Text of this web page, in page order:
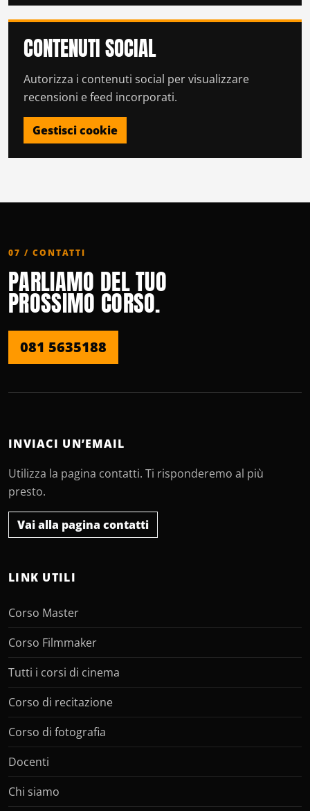
CONTENUTI SOCIAL
Autorizza i contenuti social per visualizzare
recensioni e feed incorporati.
Gestisci cookie
07 / CONTATTI
PARLIAMO DEL TUO
PROSSIMO CORSO.
081 5635188
INVIACI UN’EMAIL
Utilizza la pagina contatti. Ti risponderemo al più
presto.
Vai alla pagina contatti
LINK UTILI
Corso Master
Corso Filmmaker
Tutti i corsi di cinema
Corso di recitazione
Corso di fotografia
Docenti
Chi siamo